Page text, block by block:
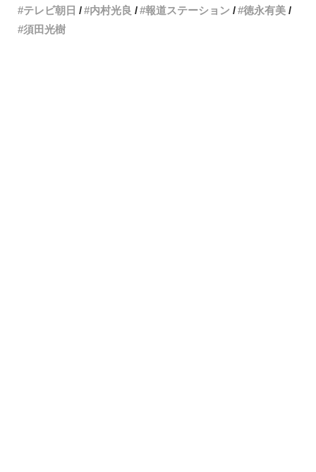
テレビ朝日
内村光良 報道ステーション
徳永有美
須田光樹